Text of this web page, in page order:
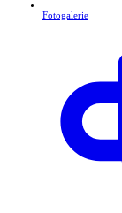
Fotogalerie